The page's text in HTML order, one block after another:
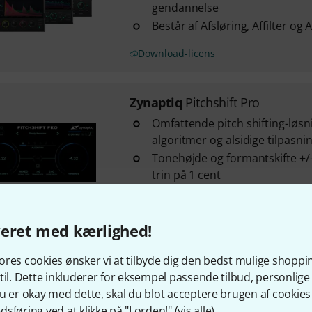
med kærlighed!
cookies ønsker vi at tilbyde dig den bedst mulige
Dette inkluderer for eksempel passende tilbud,
er okay med dette, skal du blot acceptere brugen af
gendannelse
Består af Afsløring, Affilter og
Download-licens
Zynaptiq Pitchshift Pro
Omfattende pitch shifting-
algoritmer og alsidige
Tonehøjde og formantskifte
trin på 1 cent
Download-licens
ZynaptiqBalance
Adaptiv